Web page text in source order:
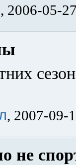
, 2006-05-
, 2007-09-
не